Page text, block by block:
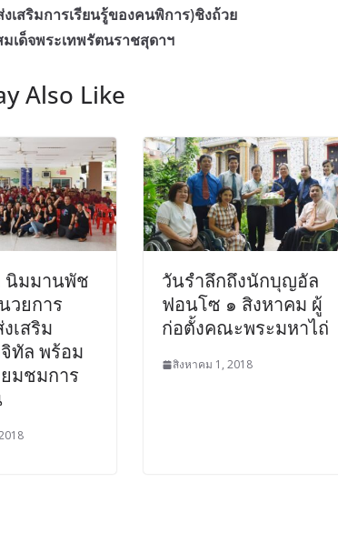
เสริมการเรียนรู้ของคนพิการ)ชิงถ้วย
เด็จพระเทพรัตนราชสุดาฯ
Also Like
นิมมานพัช
วยการ
เสริม
ทัล พร้อม
มชมการ
วันรำลึกถึงนักบุญอัล
ฟอนโซ ๑ สิงหาคม ผู้
ก่อตั้งคณะพระมหาไถ่
สิงหาคม 1, 2018